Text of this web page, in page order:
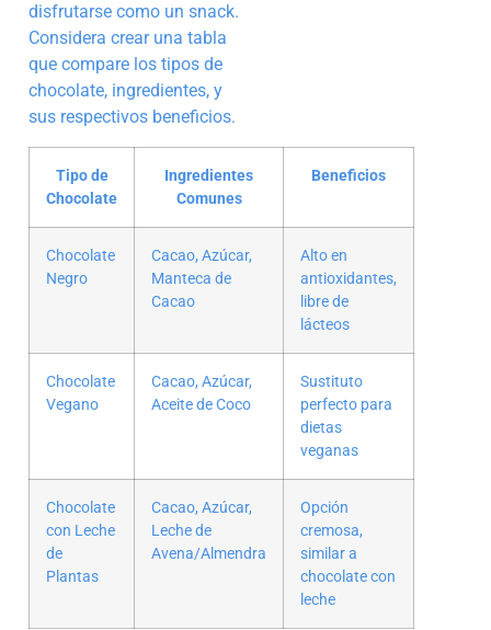
disfrutarse como un snack.
Considera crear una tabla
que compare los tipos de
chocolate, ingredientes, y
sus respectivos beneficios.
Tipo de
Chocolate
Ingredientes
Comunes
Beneficios
Chocolate
Negro
Cacao, Azúcar,
Manteca de
Cacao
Alto en
antioxidantes,
libre de
lácteos
Chocolate
Vegano
Cacao, Azúcar,
Aceite de Coco
Sustituto
perfecto para
dietas
veganas
Chocolate
con Leche
de
Plantas
Cacao, Azúcar,
Leche de
Avena/Almendra
Opción
cremosa,
similar a
chocolate con
leche